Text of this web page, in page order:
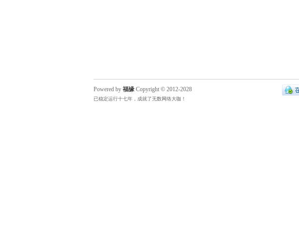
Powered by 福缘 Copyright © 2012-2028
已稳定运行十七年，成就了无数网络大咖！